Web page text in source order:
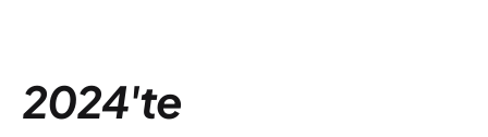
2024'te